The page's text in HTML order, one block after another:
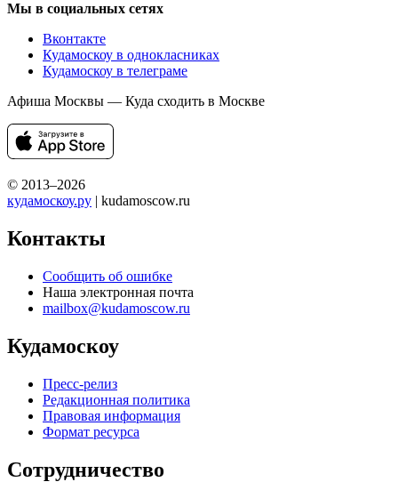
Мы в социальных сетях
Вконтакте
Кудамоскоу в однокласниках
Кудамоскоу в телеграме
Афиша Москвы — Куда сходить в Москве
© 2013–2026
кудамоскоу.ру | kudamoscow.ru
Контакты
Сообщить об ошибке
Наша электронная почта
mailbox@kudamoscow.ru
Кудамоскоу
Пресс-релиз
Редакционная политика
Правовая информация
Формат ресурса
Сотрудничество